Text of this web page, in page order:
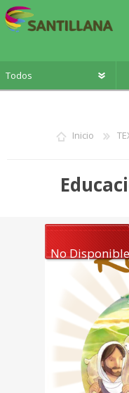
INICIA SESIÓN
Inicio
No Disponible